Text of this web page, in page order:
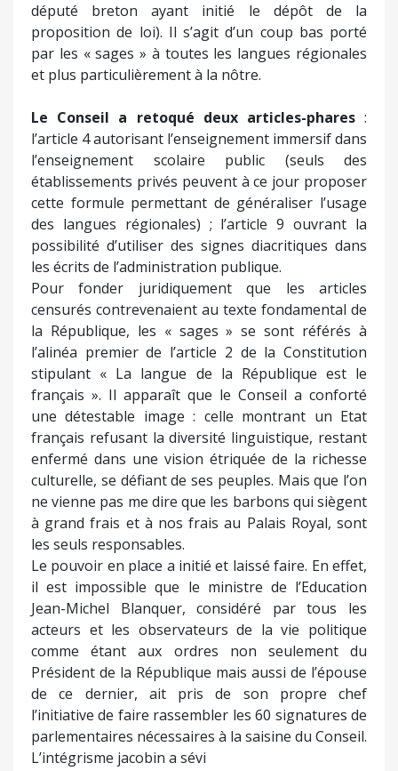
député breton ayant initié le dépôt de la
proposition de loi). Il s’agit d’un coup bas porté
par les « sages » à toutes les langues régionales
et plus particulièrement à la nôtre.
Le Conseil a retoqué deux articles-phares:
l’article 4 autorisant l’enseignement immersif dans
l’enseignement scolaire public (seuls des
établissements privés peuvent à ce jour proposer
cette formule permettant de généraliser l’usage
des langues régionales) ; l’article 9 ouvrant la
possibilité d’utiliser des signes diacritiques dans
les écrits de l’administration publique.
Pour fonder juridiquement que les articles
censurés contrevenaient au texte fondamental de
la République, les « sages » se sont référés à
l’alinéa premier de l’article 2 de la Constitution
stipulant « La langue de la République est le
français ». Il apparaît que le Conseil a conforté
une détestable image : celle montrant un Etat
français refusant la diversité linguistique, restant
enfermé dans une vision étriquée de la richesse
culturelle, se défiant de ses peuples. Mais que l’on
ne vienne pas me dire que les barbons qui siègent
à grand frais et à nos frais au Palais Royal, sont
les seuls responsables.
Le pouvoir en place a initié et laissé faire. En effet,
il est impossible que le ministre de l’Education
Jean-Michel Blanquer, considéré par tous les
acteurs et les observateurs de la vie politique
comme étant aux ordres non seulement du
Président de la République mais aussi de l’épouse
de ce dernier, ait pris de son propre chef
l’initiative de faire rassembler les 60 signatures de
parlementaires nécessaires à la saisine du Conseil.
L’intégrisme jacobin a sévi